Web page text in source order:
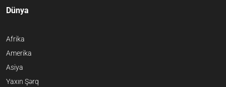
Dünya
Afrika
Amerika
Asiya
Yaxın Şərq